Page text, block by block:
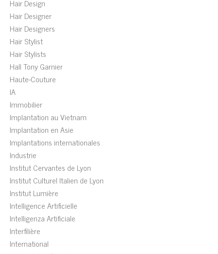
Hair Design
Hair Designer
Hair Designers
Hair Stylist
Hair Stylists
Hall Tony Garnier
Haute-Couture
IA
Immobilier
Implantation au Vietnam
Implantation en Asie
Implantations internationales
Industrie
Institut Cervantes de Lyon
Institut Culturel Italien de Lyon
Institut Lumière
Intelligence Artificielle
Intelligenza Artificiale
Interfilière
International